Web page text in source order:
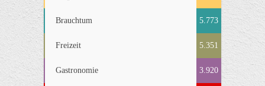
Brauchtum 5.773
Freizeit 5.351
Gastronomie 3.920